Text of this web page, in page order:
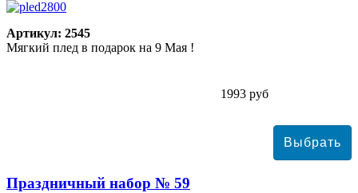
Артикул: 2545
Мягкий плед в подарок на 9 Мая !
1993 руб
Праздничный набор № 59